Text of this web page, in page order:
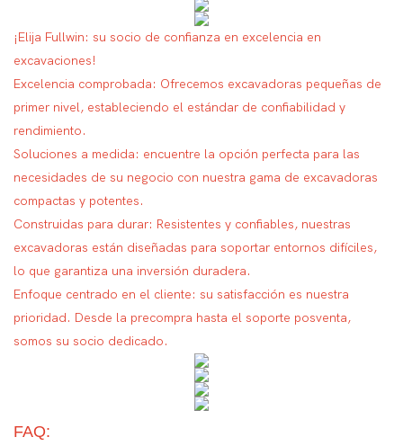
¡Elija Fullwin: su socio de confianza en excelencia en
excavaciones!
Excelencia comprobada: Ofrecemos excavadoras pequeñas de
primer nivel, estableciendo el estándar de confiabilidad y
rendimiento.
Soluciones a medida: encuentre la opción perfecta para las
necesidades de su negocio con nuestra gama de excavadoras
compactas y potentes.
Construidas para durar: Resistentes y confiables, nuestras
excavadoras están diseñadas para soportar entornos difíciles,
lo que garantiza una inversión duradera.
Enfoque centrado en el cliente: su satisfacción es nuestra
prioridad. Desde la precompra hasta el soporte posventa,
somos su socio dedicado.
FAQ: